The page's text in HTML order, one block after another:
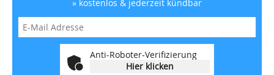
» kostenlos & jederzeit kündbar
Anti-Roboter-Verifizierung
Hier klicken